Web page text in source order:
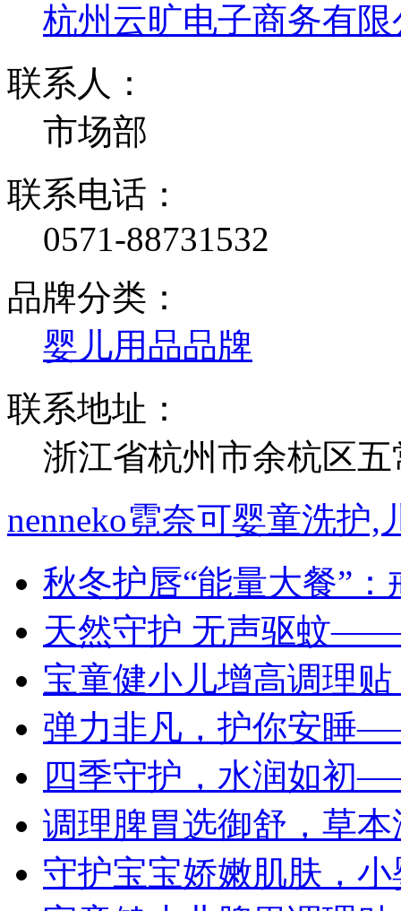
杭州云旷电子商务有限
联系人：
市场部
联系电话：
0571-88731532
品牌分类：
婴儿用品品牌
联系地址：
浙江省杭州市余杭区
nenneko霓奈可婴童洗护,
秋冬护唇“能量大餐”
天然守护 无声驱蚊
宝童健小儿增高调理
弹力非凡，护你安睡
四季守护，水润如初
调理脾胃选御舒，草
守护宝宝娇嫩肌肤，